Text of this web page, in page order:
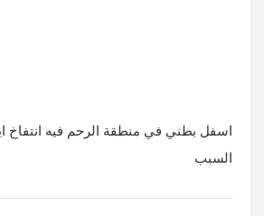
اسفل بطني في منطقة الرحم فيه
السبب